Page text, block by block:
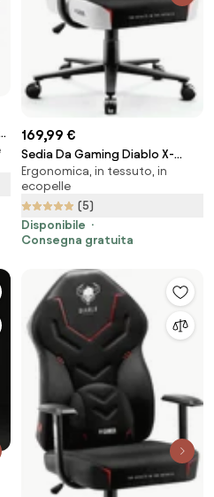
169,99 €
Sedia Da Gaming Diablo X-
Gamer 2.0 Normal Size: Snow
white
Ergonomica, in tessuto, in
ecopelle
(5)
Disponibile
Consegna gratuita